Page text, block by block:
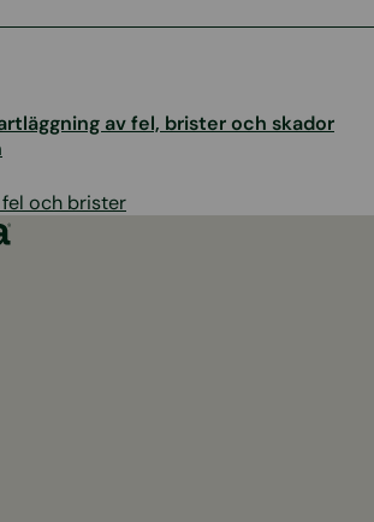
av fel, brister och skador
och brister